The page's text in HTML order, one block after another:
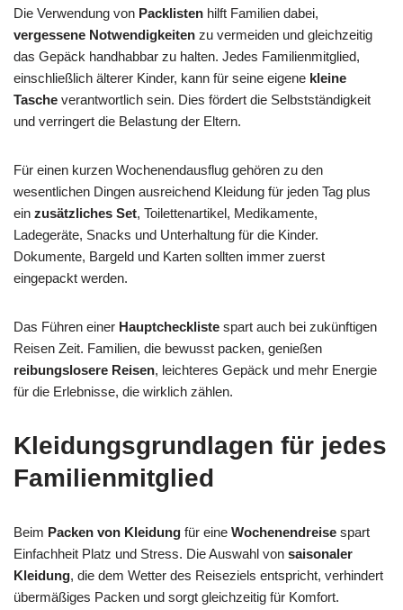
Die Verwendung von Packlisten hilft Familien dabei,
vergessene Notwendigkeiten zu vermeiden und gleichzeitig
das Gepäck handhabbar zu halten. Jedes Familienmitglied,
einschließlich älterer Kinder, kann für seine eigene kleine
Tasche verantwortlich sein. Dies fördert die Selbstständigkeit
und verringert die Belastung der Eltern.
Für einen kurzen Wochenendausflug gehören zu den
wesentlichen Dingen ausreichend Kleidung für jeden Tag plus
ein zusätzliches Set, Toilettenartikel, Medikamente,
Ladegeräte, Snacks und Unterhaltung für die Kinder.
Dokumente, Bargeld und Karten sollten immer zuerst
eingepackt werden.
Das Führen einer Hauptcheckliste spart auch bei zukünftigen
Reisen Zeit. Familien, die bewusst packen, genießen
reibungslosere Reisen, leichteres Gepäck und mehr Energie
für die Erlebnisse, die wirklich zählen.
Kleidungsgrundlagen für jedes
Familienmitglied
Beim Packen von Kleidung für eine Wochenendreise spart
Einfachheit Platz und Stress. Die Auswahl von saisonaler
Kleidung, die dem Wetter des Reiseziels entspricht, verhindert
übermäßiges Packen und sorgt gleichzeitig für Komfort.